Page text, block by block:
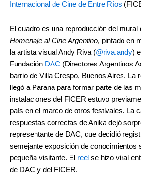
Internacional de Cine de Entre Ríos
El cuadro es una reproducción del mural
Homenaje al Cine Argentino, pintado en
la artista visual Andy Riva (@riva.andy)
Fundación DAC (Directores Argentinos
barrio de Villa Crespo, Buenos Aires. La
llegó a Paraná para formar parte de las
instalaciones del FICER estuvo
país en el marco de otros festivales. La
respuestas correctas de Anika dejó
representante de DAC, que decidió
semejante exposición de conocimientos
pequeña visitante. El reel se hizo viral
de DAC y del FICER.